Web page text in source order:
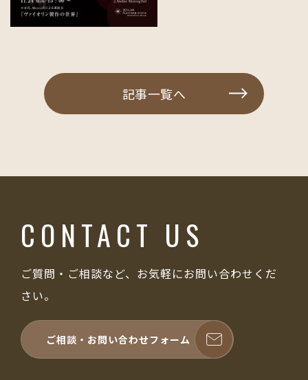
記事一覧へ
CONTACT US
ご質問・ご相談など、お気軽にお問い合わせくだ
さい。
ご相談・お問い合わせフォーム